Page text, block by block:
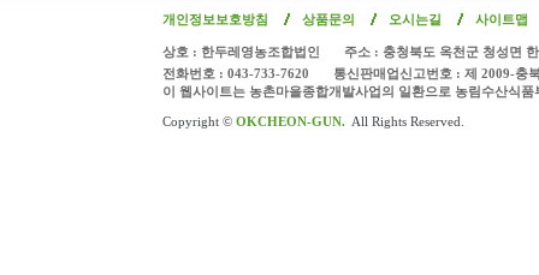
개인정보보호방침 상품문의 오시는길 사이트맵
상호 : 한두레영농조합법인
주소 : 충청북도 옥천군 청성면
전화번호 : 043-733-7620
통신판매업신고번호 : 제 2009-충
이 웹사이트는 농촌마을종합개발사업의 일환으로 농림수산식
Copyright © OKCHEON-GUN. All Rights Reserved.